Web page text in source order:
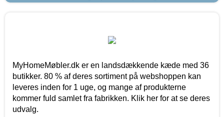
MyHomeMøbler.dk er en landsdækkende kæde med 36
butikker. 80 % af deres sortiment på webshoppen kan
leveres inden for 1 uge, og mange af produkterne
kommer fuld samlet fra fabrikken. Klik her for at se deres
udvalg.